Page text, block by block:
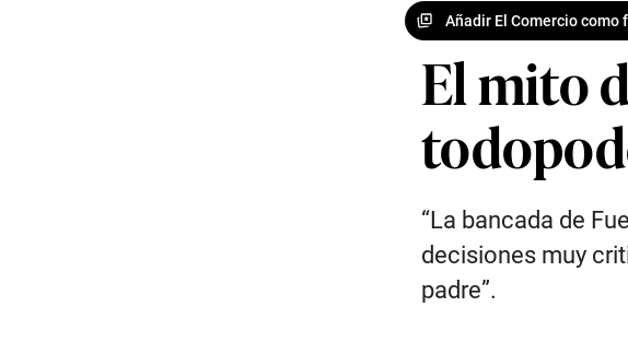
Añadir El Comercio como
El mito
“La bancada de
decisiones muy
padre”.